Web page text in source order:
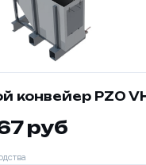
конвейер PZO
руб